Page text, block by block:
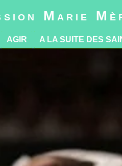
Marie
AGIR A LA SUITE DES